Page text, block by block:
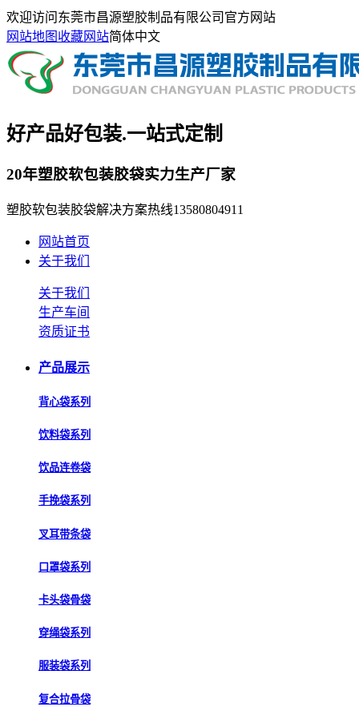
欢迎访问东莞市昌源塑胶制品有限公司官方网站
网站地图 收藏网站简体中文
好产品好包装.一站式定制
20年塑胶软包装胶袋实力生产厂家
塑胶软包装胶袋解决方案热线13580804911
网站首页
关于我们
关于我们
生产车间
资质证书
产品展示
背心袋系列
饮料袋系列
饮品连卷袋
手挽袋系列
叉耳带条袋
口罩袋系列
卡头袋骨袋
穿绳袋系列
服装袋系列
复合拉骨袋